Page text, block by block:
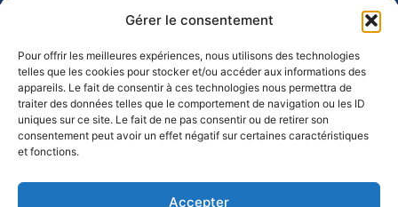
Gérer le consentement
Pour offrir les meilleures expériences, nous utilisons des technologies
telles que les cookies pour stocker et/ou accéder aux informations des
appareils. Le fait de consentir à ces technologies nous permettra de
traiter des données telles que le comportement de navigation ou les ID
uniques sur ce site. Le fait de ne pas consentir ou de retirer son
consentement peut avoir un effet négatif sur certaines caractéristiques
et fonctions.
Accepter